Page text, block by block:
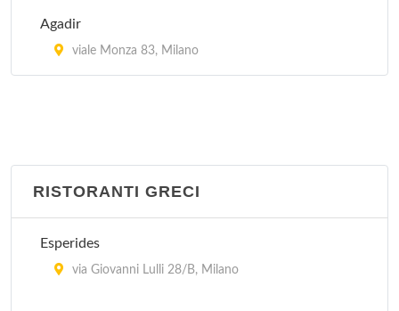
Agadir
viale Monza 83, Milano
RISTORANTI GRECI
Esperides
via Giovanni Lulli 28/B, Milano